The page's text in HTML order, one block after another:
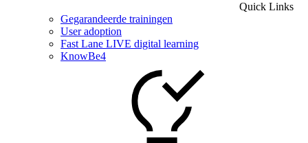
Quick Links
Gegarandeerde trainingen
User adoption
Fast Lane LIVE digital learning
KnowBe4